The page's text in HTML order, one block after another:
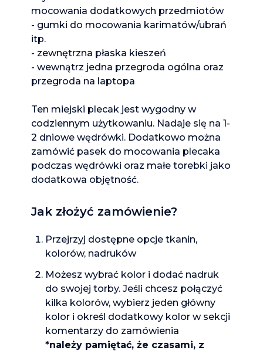
mocowania dodatkowych przedmiotów
- gumki do mocowania karimatów/ubrań
itp.
- zewnętrzna płaska kieszeń
- wewnątrz jedna przegroda ogólna oraz
przegroda na laptopa
Ten miejski plecak jest wygodny w
codziennym użytkowaniu. Nadaje się na 1-
2 dniowe wędrówki. Dodatkowo można
zamówić pasek do mocowania plecaka
podczas wędrówki oraz małe torebki jako
dodatkowa objętność.
Jak złożyć zamówienie?
Przejrzyj dostępne opcje tkanin,
kolorów, nadruków
Możesz wybrać kolor i dodać nadruk
do swojej torby. Jeśli chcesz połączyć
kilka kolorów, wybierz jeden główny
kolor i określ dodatkowy kolor w sekcji
komentarzy do zamówienia
*należy pamiętać, że czasami, z